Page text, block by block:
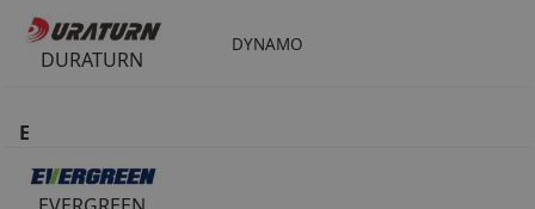
DURATURN
DYNAMO
E